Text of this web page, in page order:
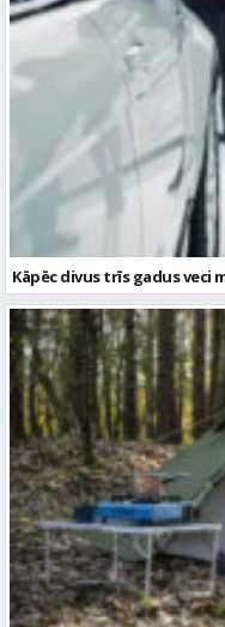
Kāpēc divus trīs gadus